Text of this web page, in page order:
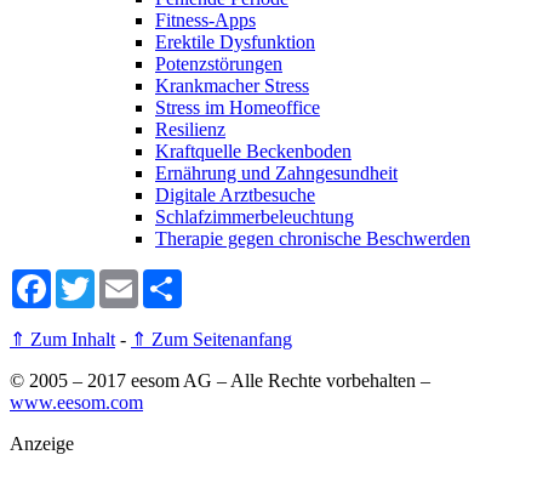
Fitness-Apps
Erektile Dysfunktion
Potenzstörungen
Krankmacher Stress
Stress im Homeoffice
Resilienz
Kraftquelle Beckenboden
Ernährung und Zahngesundheit
Digitale Arztbesuche
Schlafzimmerbeleuchtung
Therapie gegen chronische Beschwerden
Facebook
TwitterEmail
⇑ Zum Inhalt - ⇑ Zum Seitenanfang
© 2005 – 2017 eesom AG – Alle Rechte vorbehalten –
www.eesom.com
Anzeige